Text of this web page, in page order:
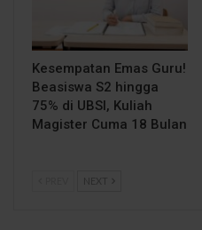
Kesempatan Emas Guru!
Beasiswa S2 hingga
75% di UBSI, Kuliah
Magister Cuma 18 Bulan
NEXT